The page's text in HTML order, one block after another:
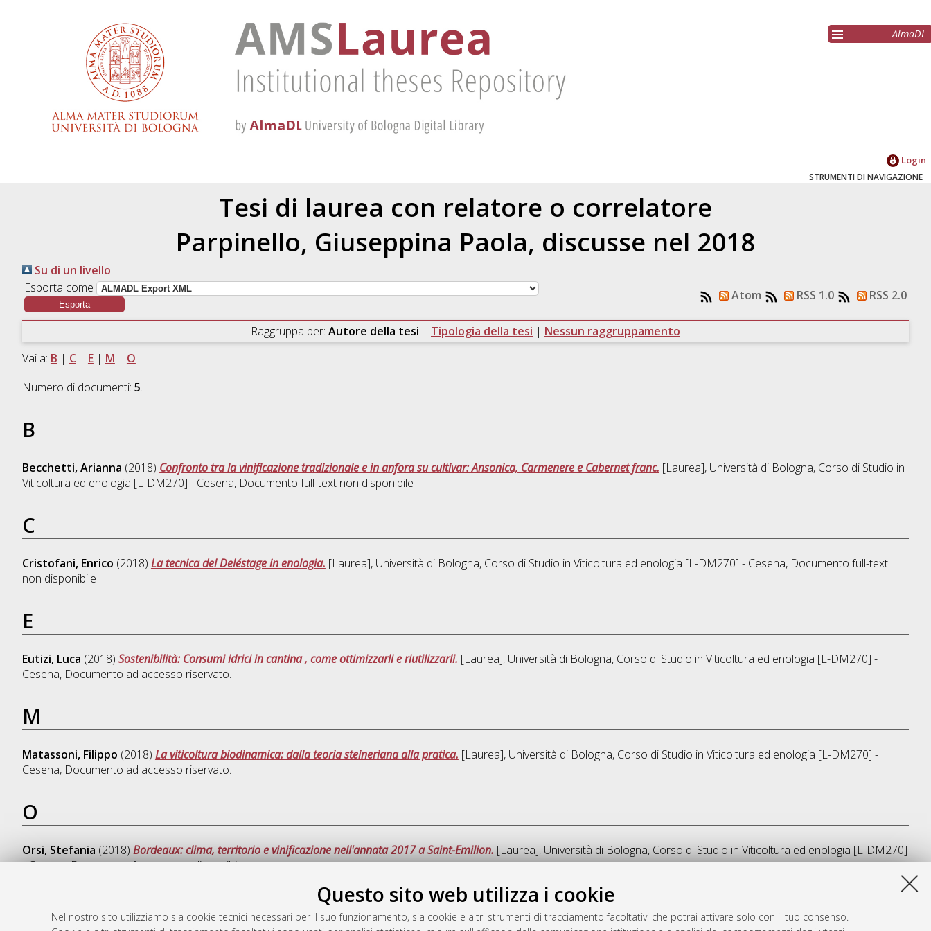
Questo sito web utilizza i cookie
Nel nostro sito utilizziamo sia cookie tecnici necessari per il suo funzionamento, sia cookie e altri strumenti di tracciamento facoltativi che potrai attivare solo con il tuo consenso.
AlmaDL
Login
STRUMENTI DI NAVIGAZIONE
Tesi di laurea con relatore o correlatore
Parpinello, Giuseppina Paola, discusse nel 2018
Su di un livello
Esporta come
Atom RSS 1.0 RSS 2.0
Raggruppa per: Autore della tesi | Tipologia della tesi | Nessun raggruppamento
Vai a: B | C| E| M | O
Numero di documenti: 5.
B
Becchetti, Arianna (2018) Confronto tra la vinificazione tradizionale e in anfora su cultivar: Ansonica, Carmenere e Cabernet franc. [Laurea], Università di Bologna, Corso di Studio in
Viticoltura ed enologia [L-DM270] - Cesena, Documento full-text non disponibile
C
Cristofani, Enrico (2018) La tecnica del Deléstage in enologia. [Laurea], Università di Bologna, Corso di Studio in Viticoltura ed enologia [L-DM270] - Cesena, Documento full-text
non disponibile
E
Eutizi, Luca (2018) Sostenibilità: Consumi idrici in cantina , come ottimizzarli e riutilizzarli. [Laurea], Università di Bologna, Corso di Studio in Viticoltura ed enologia [L-DM270] -
Cesena, Documento ad accesso riservato.
M
Matassoni, Filippo (2018) La viticoltura biodinamica: dalla teoria steineriana alla pratica. [Laurea], Università di Bologna, Corso di Studio in Viticoltura ed enologia [L-DM270] -
Cesena, Documento ad accesso riservato.
O
Orsi, Stefania (2018) Bordeaux: clima, territorio e vinificazione nell'annata 2017 a Saint-Emilion. [Laurea], Università di Bologna, Corso di Studio in Viticoltura ed enologia [L-DM270]
- Cesena, Documento full-text non disponibile
Questa lista e' stata generata il